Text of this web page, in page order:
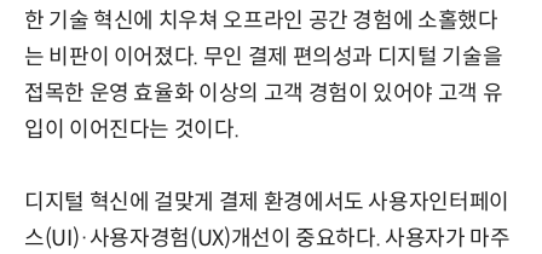
한 기술 혁신에 치우쳐 오프라인 공간 경험에 소홀했다
는 비판이 이어졌다. 무인 결제 편의성과 디지털 기술을
접목한 운영 효율화 이상의 고객 경험이 있어야 고객 유
입이 이어진다는 것이다.
디지털 혁신에 걸맞게 결제 환경에서도 사용자인터페이
스(UI)·사용자경험(UX)개선이 중요하다. 사용자가 마주